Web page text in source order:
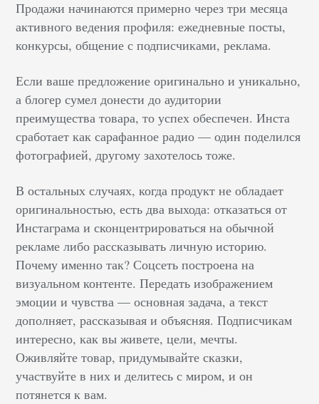
Продажи начинаются примерно через три месяца
активного ведения профиля: ежедневные посты,
конкурсы, общение с подписчиками, реклама.
Если ваше предложение оригинально и уникально,
а блогер сумел донести до аудитории
преимущества товара, то успех обеспечен. Инста
сработает как сарафанное радио — один поделился
фотографией, другому захотелось тоже.
В остальных случаях, когда продукт не обладает
оригинальностью, есть два выхода: отказаться от
Инстаграма и сконцентрироваться на обычной
рекламе либо рассказывать личную историю.
Почему именно так? Соцсеть построена на
визуальном контенте. Передать изображением
эмоции и чувства — основная задача, а текст
дополняет, рассказывая и объясняя. Подписчикам
интересно, как вы живете, цели, мечты.
Оживляйте товар, придумывайте сказки,
участвуйте в них и делитесь с миром, и он
потянется к вам.